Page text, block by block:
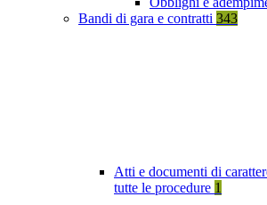
Bandi di gara e contratti 343
Atti e documenti di
tutte le procedure 1